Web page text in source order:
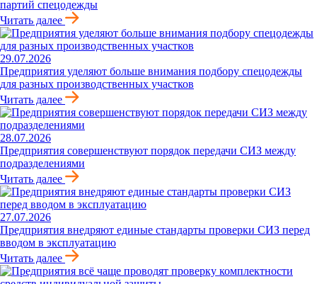
партий спецодежды
Читать далее
29.07.2026
Предприятия уделяют больше внимания подбору спецодежды
для разных производственных участков
Читать далее
28.07.2026
Предприятия совершенствуют порядок передачи СИЗ между
подразделениями
Читать далее
27.07.2026
Предприятия внедряют единые стандарты проверки СИЗ перед
вводом в эксплуатацию
Читать далее